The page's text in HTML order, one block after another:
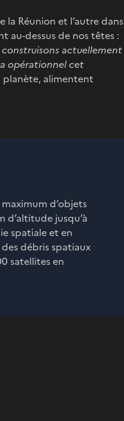
la Réunion et l’autre dans
au-dessus de nos têtes :
construisons actuellement
opérationnel cet
planète, alimentent
d’objets
d’altitude jusqu’à
spatiale et en
débris spatiaux
satellites en